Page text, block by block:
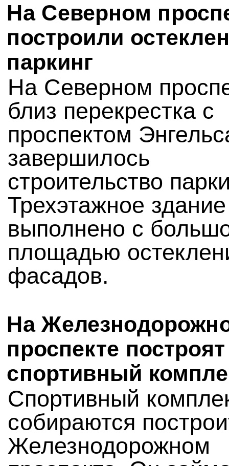
На Северном
построили
паркинг
На Северном
близ перекрестка с
проспектом
завершилось
строительство
Трехэтажное здание
выполнено с
площадью
фасадов.
На
проспекте построят
спортивный
Спортивный
собираются
Железнодорожном